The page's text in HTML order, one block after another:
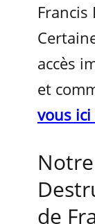
Francis
accès
et
vous
de